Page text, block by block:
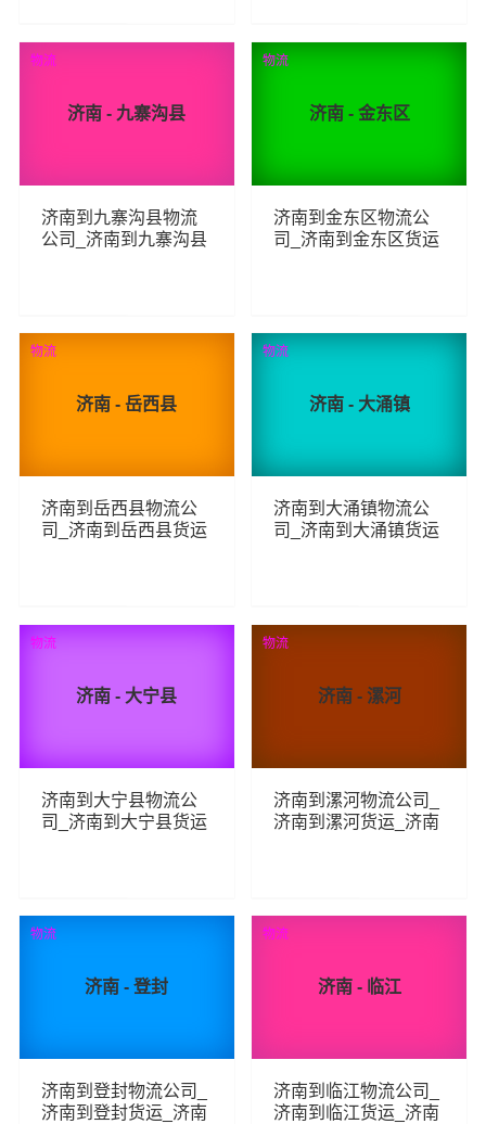
79 查看详细 85 查看详细
济南 - 九寨沟县
济南到九寨沟县物流
公司_济南到九寨沟县
98 查看详细
物流
济南 - 金东区
济南到金东区物流公
司_济南到金东区货运
69 查看详细
物流
济南 - 岳西县
济南到岳西县物流公
司_济南到岳西县货运
75 查看详细
物流
济南 - 大涌镇
济南到大涌镇物流公
司_济南到大涌镇货运
74 查看详细
物流
济南 - 大宁县
济南到大宁县物流公
司_济南到大宁县货运
73 查看详细
物流
济南 - 漯河
济南到漯河物流公司_
济南到漯河货运_济南
272 查看详细
物流
济南 - 登封
济南到登封物流公司_
济南到登封货运_济南
物流
济南 - 临江
济南到临江物流公司_
济南到临江货运_济南
物流